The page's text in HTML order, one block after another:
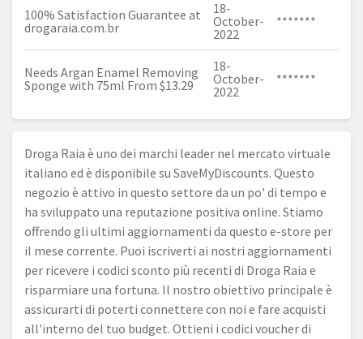
100% Satisfaction Guarantee at
drogaraia.com.br
18-
October-
2022
*******
Needs Argan Enamel Removing
Sponge with 75ml From $13.29
18-
October-
2022
*******
Droga Raia è uno dei marchi leader nel mercato virtuale
italiano ed è disponibile su SaveMyDiscounts. Questo
negozio è attivo in questo settore da un po' di tempo e
ha sviluppato una reputazione positiva online. Stiamo
offrendo gli ultimi aggiornamenti da questo e-store per
il mese corrente. Puoi iscriverti ai nostri aggiornamenti
per ricevere i codici sconto più recenti di Droga Raia e
risparmiare una fortuna. Il nostro obiettivo principale è
assicurarti di poterti connettere con noi e fare acquisti
all'interno del tuo budget. Ottieni i codici voucher di